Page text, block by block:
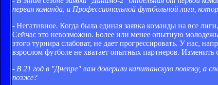
первая команда, и Профессиональной футбольной лиги,
- Негативное. Когда была единая заявка команды на все
Сейчас это невозможно. Более или менее опытную
этого турнира слабоват, не дает прогрессировать. У нас,
взрослом футболе не хватает опытных партнеров.
- В 21 год в "Днепре" вам доверили капитанскую повязку,
позже?